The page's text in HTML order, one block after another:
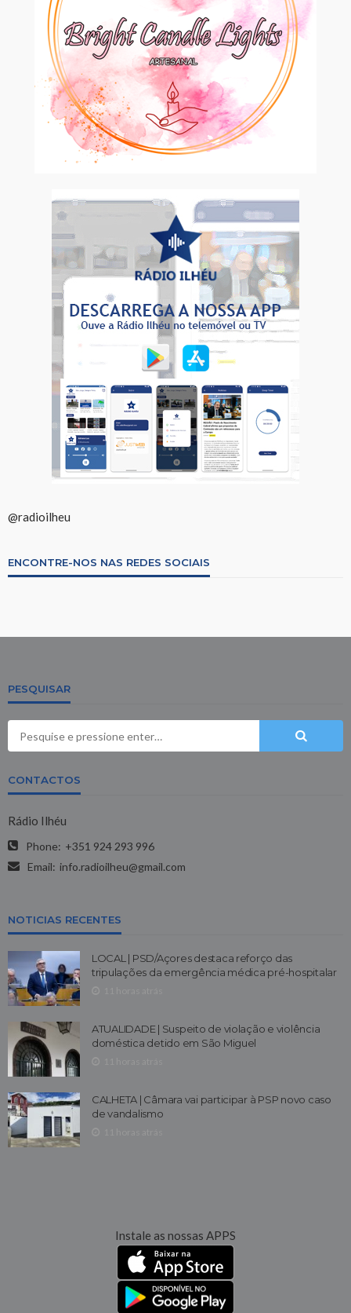
@radioilheu
ENCONTRE-NOS NAS REDES SOCIAIS
PESQUISAR
CONTACTOS
Rádio Ilhéu
Phone: +351 924 293 996
Email: info.radioilheu@gmail.com
NOTICIAS RECENTES
LOCAL | PSD/Açores destaca reforço das
tripulações da emergência médica pré-hospitalar
ATUALIDADE | Suspeito de violação e violência
doméstica detido em São Miguel
CALHETA | Câmara vai participar à PSP novo caso
de vandalismo
Instale as nossas APPS